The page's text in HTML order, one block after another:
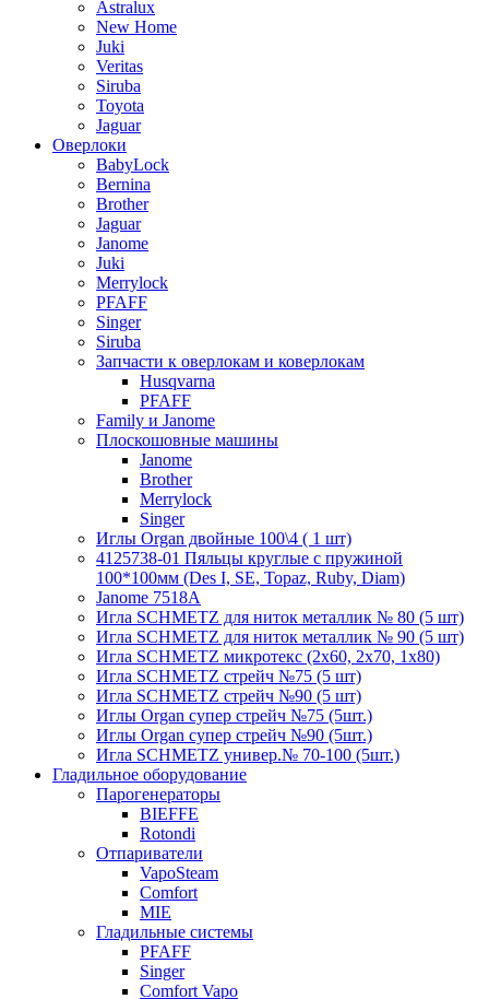
Astralux
New Home
Juki
Veritas
Siruba
Toyota
Jaguar
Оверлоки
BabyLock
Bernina
Brother
Jaguar
Janome
Juki
Merrylock
PFAFF
Singer
Siruba
Запчасти к оверлокам и коверлокам
Husqvarna
PFAFF
Family и Janome
Плоскошовные машины
Janome
Brother
Merrylock
Singer
Иглы Organ двойные 100\4 ( 1 шт)
4125738-01 Пяльцы круглые с пружиной
100*100мм (Des I, SE, Topaz, Ruby, Diam)
Janome 7518A
Игла SCHMETZ для ниток металлик № 80 (5 шт)
Игла SCHMETZ для ниток металлик № 90 (5 шт)
Игла SCHMETZ микротекс (2х60, 2х70, 1х80)
Игла SCHMETZ стрейч №75 (5 шт)
Игла SCHMETZ стрейч №90 (5 шт)
Иглы Organ супер стрейч №75 (5шт.)
Иглы Organ супер стрейч №90 (5шт.)
Игла SCHMETZ универ.№ 70-100 (5шт.)
Гладильное оборудование
Парогенераторы
BIEFFE
Rotondi
Отпариватели
VapoSteam
Comfort
MIE
Гладильные системы
PFAFF
Singer
Comfort Vapo